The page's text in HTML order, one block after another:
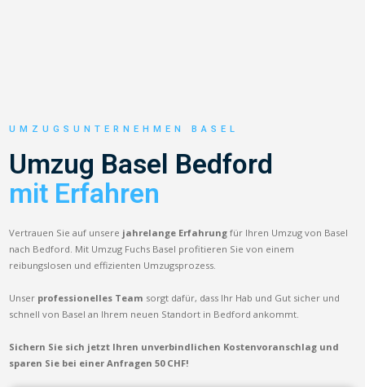
UMZUGSUNTERNEHMEN BASEL
Umzug Basel Bedford
mit Erfahren
Vertrauen Sie auf unsere jahrelange Erfahrung für Ihren Umzug von Basel
nach Bedford. Mit Umzug Fuchs Basel profitieren Sie von einem
reibungslosen und effizienten Umzugsprozess.
Unser professionelles Team sorgt dafür, dass Ihr Hab und Gut sicher und
schnell von Basel an Ihrem neuen Standort in Bedford ankommt.
Sichern Sie sich jetzt Ihren unverbindlichen Kostenvoranschlag und
sparen Sie bei einer Anfragen 50 CHF!